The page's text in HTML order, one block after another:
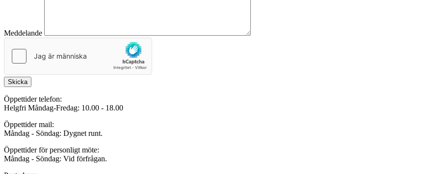
Meddelande
Skicka
Öppettider telefon:
Helgfri Måndag-Fredag: 10.00 - 18.00
Öppettider mail:
Måndag - Söndag: Dygnet runt.
Öppettider för personligt möte:
Måndag - Söndag: Vid förfrågan.